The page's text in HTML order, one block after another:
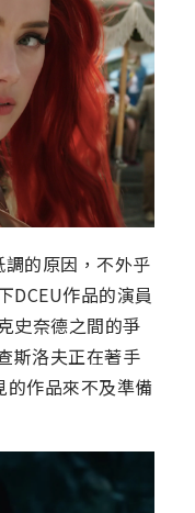
的原因，不外乎
DCEU作品的演員
史奈德之間的爭
斯洛夫正在著手
的作品來不及準備